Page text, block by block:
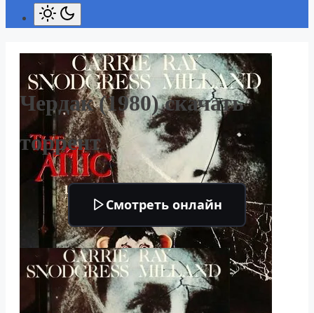
Чердак (1980) скачать
торрент
Смотреть онлайн